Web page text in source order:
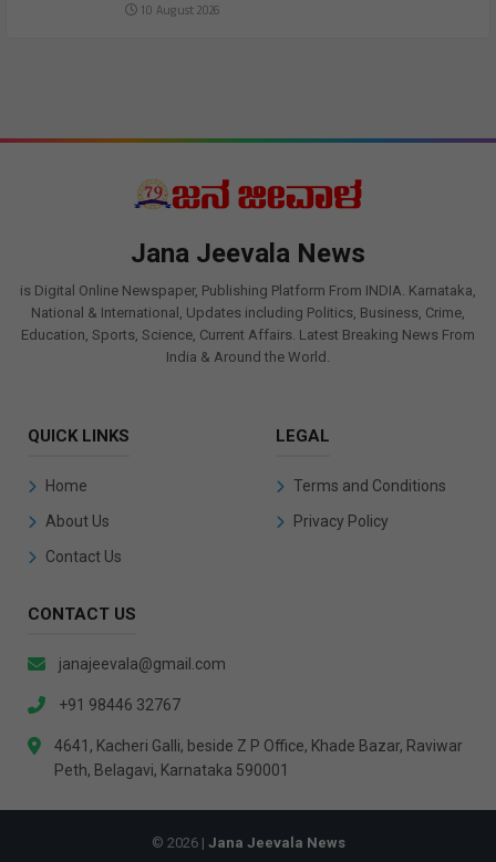
10 August 2026
Jana Jeevala News
is Digital Online Newspaper, Publishing Platform From INDIA. Karnataka,
National & International, Updates including Politics, Business, Crime,
Education, Sports, Science, Current Affairs. Latest Breaking News From
India & Around the World.
QUICK LINKS
Home
About Us
Contact Us
LEGAL
Terms and Conditions
Privacy Policy
CONTACT US
janajeevala@gmail.com
+91 98446 32767
4641, Kacheri Galli, beside Z P Office, Khade Bazar, Raviwar
Peth, Belagavi, Karnataka 590001
© 2026 | Jana Jeevala News